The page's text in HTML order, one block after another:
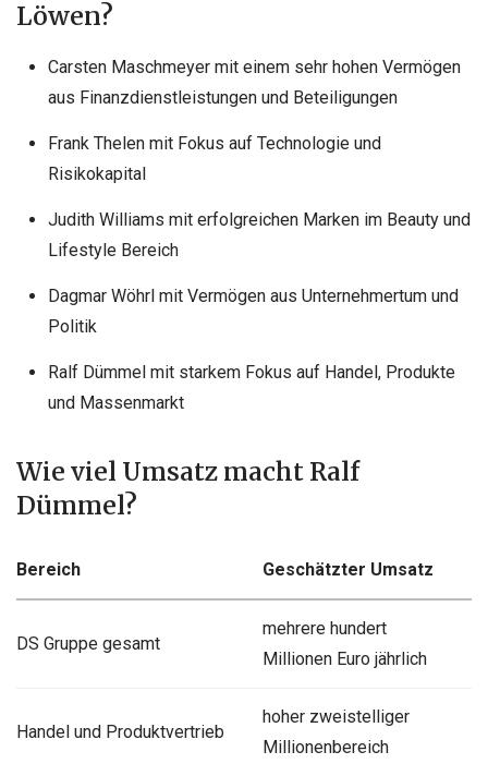
Löwen?
Carsten Maschmeyer mit einem sehr hohen Vermögen
aus Finanzdienstleistungen und Beteiligungen
Frank Thelen mit Fokus auf Technologie und
Risikokapital
Judith Williams mit erfolgreichen Marken im Beauty und
Lifestyle Bereich
Dagmar Wöhrl mit Vermögen aus Unternehmertum und
Politik
Ralf Dümmel mit starkem Fokus auf Handel, Produkte
und Massenmarkt
Wie viel Umsatz macht Ralf
Dümmel?
Bereich Geschätzter Umsatz
DS Gruppe gesamt
mehrere hundert
Millionen Euro jährlich
Handel und Produktvertrieb
hoher zweistelliger
Millionenbereich